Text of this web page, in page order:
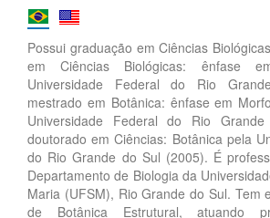
Possui graduação em Ciências
em Ciências Biológicas: ênfase
Universidade Federal do Rio
mestrado em Botânica: ênfase em
Universidade Federal do Rio
doutorado em Ciências: Botânica pela
do Rio Grande do Sul (2005). É
Departamento de Biologia da
Maria (UFSM), Rio Grande do Sul. Tem
de Botânica Estrutural, atuando